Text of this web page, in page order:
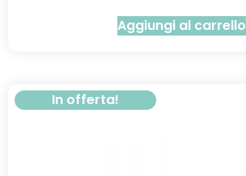
Aggiungi al carrello
In offerta!